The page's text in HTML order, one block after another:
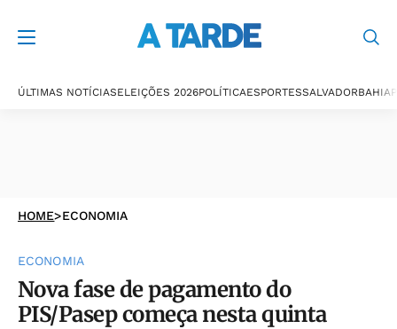
ÚLTIMAS NOTÍCIASELEIÇÕES 2026POLÍTICAESPORTESSALVADORBAHIA
HOME>ECONOMIA
ECONOMIA
Nova fase de pagamento do
PIS/Pasep começa nesta quinta